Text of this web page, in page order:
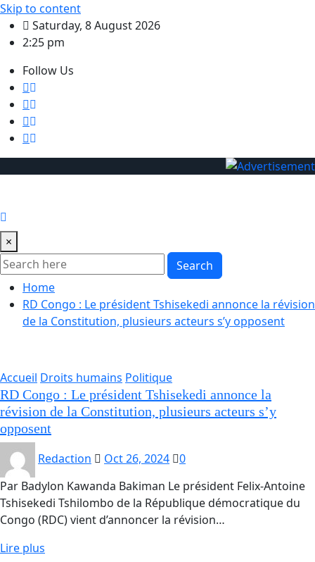
Skip to content
Saturday, 8 August 2026
2:25 pm
Follow Us
×
Search
Home
RD Congo : Le président Tshisekedi annonce la révision
de la Constitution, plusieurs acteurs s’y opposent
Accueil Droits humains Politique
RD Congo : Le président Tshisekedi annonce la
révision de la Constitution, plusieurs acteurs s’y
opposent
Redaction
Oct 26, 2024
0
Par Badylon Kawanda Bakiman Le président Felix-Antoine
Tshisekedi Tshilombo de la République démocratique du
Congo (RDC) vient d’annoncer la révision…
Lire plus